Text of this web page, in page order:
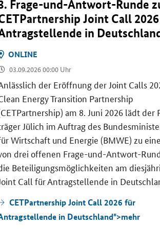
26.07.2026
HO­RI­ZONT EU­RO­
PA, MIS­SIO­NEN, STÄD­TE
Frage-​und-Antwort-Runde
Joint Call
in
ON­LINE
03.09.2026 00:00 Uhr
der Er­öff­nung der Joint Calls
Energy Transition Partnership
am 8. Juni 2026 lädt
Jü­lich im Auf­trag des
Wirt­schaft und En­er­gie (BMWE) zu
drei of­fe­nen Frage-​und-Antwort-
Be­tei­li­gungs­mög­lich­kei­ten am
Call für An­trag­stel­len­de in
CETPartnership Joint Call 2026 für
in Deutschland">mehr